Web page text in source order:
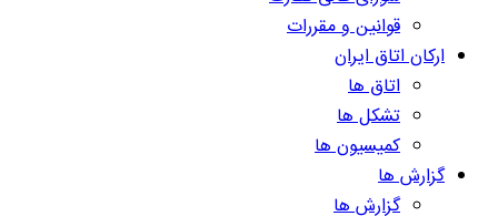
قوانین و مقررات
ارکان اتاق ایران
اتاق ها
تشکل ها
کمیسیون ها
گزارش ها
گزارش ها